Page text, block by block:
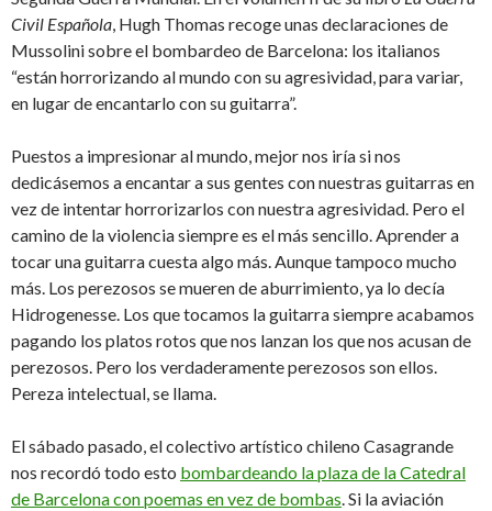
Civil Española, Hugh Thomas recoge unas declaraciones de
Mussolini sobre el bombardeo de Barcelona: los italianos
“están horrorizando al mundo con su agresividad, para variar,
en lugar de encantarlo con su guitarra”.
Puestos a impresionar al mundo, mejor nos iría si nos
dedicásemos a encantar a sus gentes con nuestras guitarras en
vez de intentar horrorizarlos con nuestra agresividad. Pero el
camino de la violencia siempre es el más sencillo. Aprender a
tocar una guitarra cuesta algo más. Aunque tampoco mucho
más. Los perezosos se mueren de aburrimiento, ya lo decía
Hidrogenesse. Los que tocamos la guitarra siempre acabamos
pagando los platos rotos que nos lanzan los que nos acusan de
perezosos. Pero los verdaderamente perezosos son ellos.
Pereza intelectual, se llama.
El sábado pasado, el colectivo artístico chileno Casagrande
nos recordó todo esto bombardeando la plaza de la Catedral
de Barcelona con poemas en vez de bombas. Si la aviación